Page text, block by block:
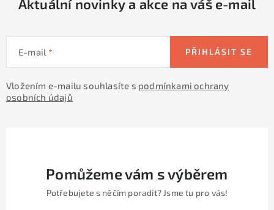
Aktuální novinky a akce na váš e-mail
E-mail
Vložením e-mailu souhlasíte s podmínkami ochrany
osobních údajů
PŘIHLÁSIT SE
Pomůžeme vám s výběrem
Potřebujete s něčím poradit? Jsme tu pro vás!